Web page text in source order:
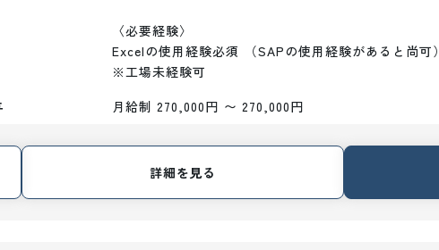
〈必要経験〉
Excelの使用経験必須 （SAPの使用経験があると尚可）
※工場未経験可
月給制 270,000円 〜 270,000円
詳細を見る